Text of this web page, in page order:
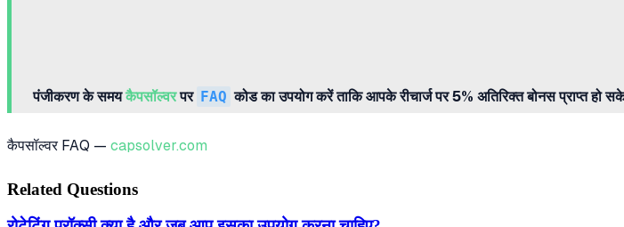
पंजीकरण के समयकैपसॉल्वरपर FAQ कोड का उपयोग करें ताकि आपके रीचार्ज पर 5% अतिरिक्त बोनस प्राप्त हो
कैपसॉल्वर FAQ — capsolver.com
Related Questions